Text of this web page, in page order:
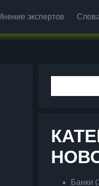
экспертов
Банки